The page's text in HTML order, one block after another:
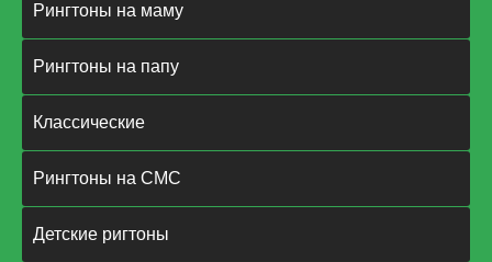
Рингтоны на маму
Рингтоны на папу
Классические
Рингтоны на СМС
Детские ригтоны